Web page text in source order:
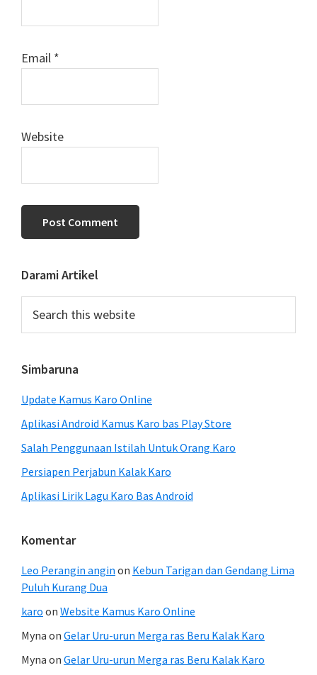
Email *
Website
Primary
Sidebar
Darami Artikel
this
Simbaruna
Update Kamus Karo Online
Aplikasi Android Kamus Karo bas Play Store
Salah Penggunaan Istilah Untuk Orang Karo
Persiapen Perjabun Kalak Karo
Aplikasi Lirik Lagu Karo Bas Android
Komentar
Leo Perangin angin on Kebun Tarigan dan Gendang Lima
Puluh Kurang Dua
karo on Website Kamus Karo Online
Myna on Gelar Uru-urun Merga ras Beru Kalak Karo
Myna on Gelar Uru-urun Merga ras Beru Kalak Karo